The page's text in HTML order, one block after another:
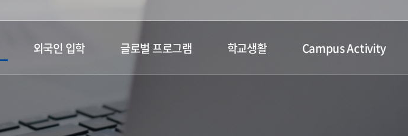
외국인 입학 글로벌 프로그램 학교생활 Campus Activity